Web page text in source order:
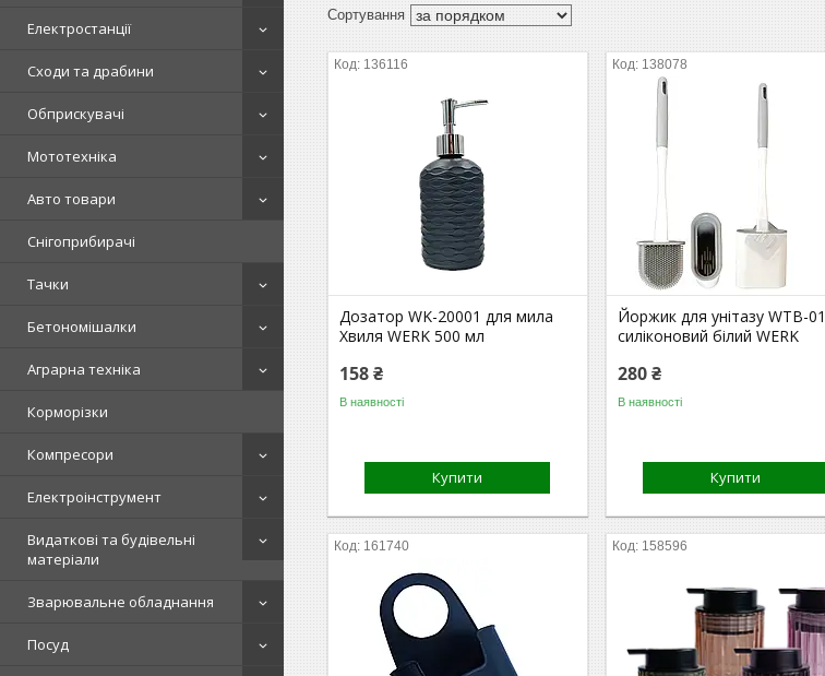
Електростанції
Сходи та драбини
Обприскувачі
Мототехніка
Авто товари
Снігоприбирачі
Тачки
Бетономішалки
Аграрна техніка
Корморізки
Компресори
Електроінструмент
Видаткові та будівельні
матеріали
Зварювальне обладнання
Посуд
136116
Дозатор WK-20001 для мила
Хвиля WERK 500 мл
158 ₴
В наявності
Купити
138078
Йоржик для унітазу WTB-01
силіконовий білий WERK
280 ₴
В наявності
Купити
161740 158596